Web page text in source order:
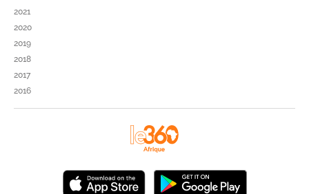
2021
2020
2019
2018
2017
2016